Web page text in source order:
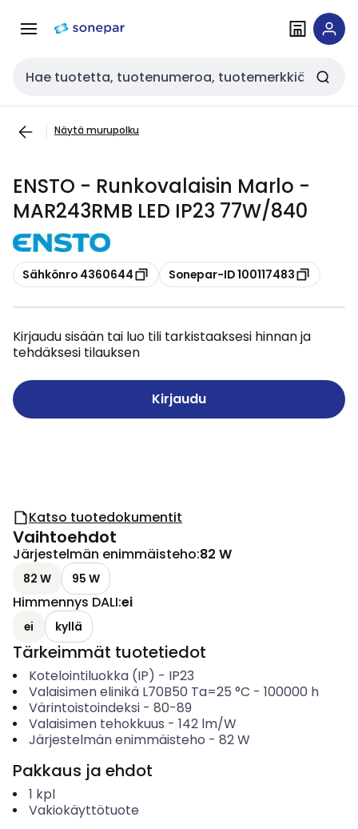
navigointiinsisältöön
Haku
Näytä murupolku
ENSTO - Runkovalaisin Marlo -
MAR243RMB LED IP23 77W/840
Kopioi
Sähkönro 4360644 Kopioi
Sonepar-ID 100117483
Kirjaudu sisään tai luo tili tarkistaaksesi hinnan ja
tehdäksesi tilauksen
Kirjaudu
Katso tuotedokumentit
Vaihtoehdot
Järjestelmän enimmäisteho:82 W
82 W 95 W
Himmennys DALI:ei
ei kyllä
Tärkeimmät tuotetiedot
Kotelointiluokka (IP) - IP23
Valaisimen elinikä L70B50 Ta=25 °C - 100000 h
Värintoistoindeksi- 80-89
Valaisimen tehokkuus - 142 lm/W
Järjestelmän enimmäisteho - 82W
Pakkaus ja ehdot
1 kpl
Vakiokäyttötuote